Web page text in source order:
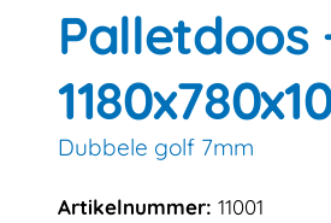
Palletdoos
Dubbele golf 7mm
Artikelnummer: 11001